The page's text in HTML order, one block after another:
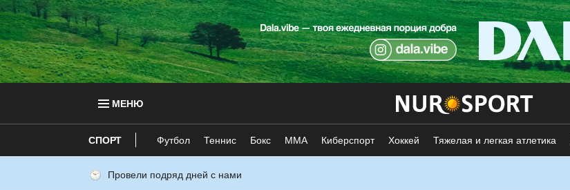
МЕНЮ
СПОРТ Футбол Теннис Бокс ММА Киберспорт Хоккей Тяжелая и легкая атлетика
Провели подряд дней с нами